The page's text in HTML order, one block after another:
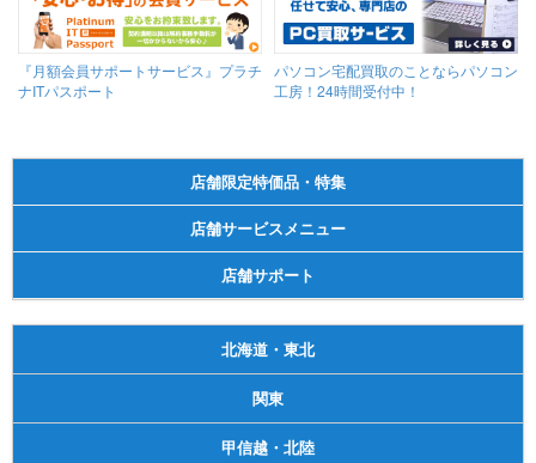
『月額会員サポートサービス』プラチ
ナITパスポート
パソコン宅配買取のことならパソコン
工房！24時間受付中！
店舗限定特価品・特集
店舗サービスメニュー
店舗サポート
北海道・東北
関東
甲信越・北陸